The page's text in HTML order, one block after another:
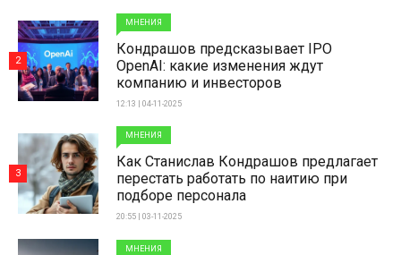
МНЕНИЯ
Кондрашов предсказывает IPO
OpenAI: какие изменения ждут
компанию и инвесторов
12:13 | 04-11-2025
2
МНЕНИЯ
Как Станислав Кондрашов предлагает
перестать работать по наитию при
подборе персонала
20:55 | 03-11-2025
3
МНЕНИЯ